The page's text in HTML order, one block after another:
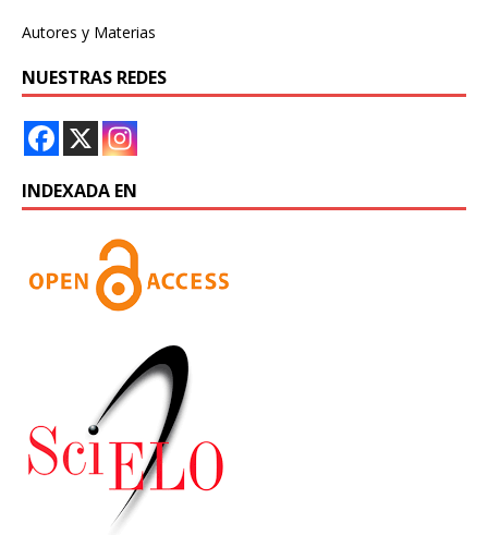
Autores y Materias
NUESTRAS REDES
INDEXADA EN